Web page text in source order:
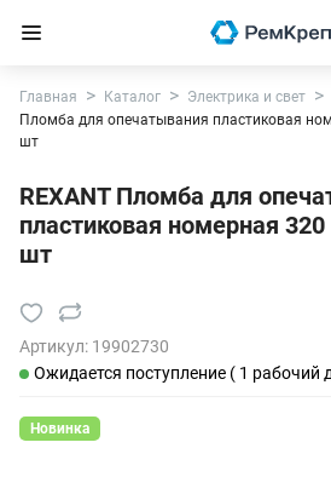
Главная Каталог Электрика и свет
Пломба для опечатывания пластиковая
шт
REXANT Пломба для
пластиковая номерная
шт
Артикул: 19902730
Ожидается поступление ( 1 рабочий
Новинка